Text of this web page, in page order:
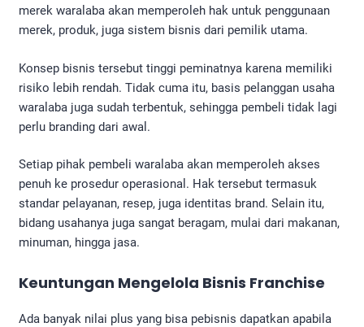
merek waralaba akan memperoleh hak untuk penggunaan
merek, produk, juga sistem bisnis dari pemilik utama.
Konsep bisnis tersebut tinggi peminatnya karena memiliki
risiko lebih rendah. Tidak cuma itu, basis pelanggan usaha
waralaba juga sudah terbentuk, sehingga pembeli tidak lagi
perlu branding dari awal.
Setiap pihak pembeli waralaba akan memperoleh akses
penuh ke prosedur operasional. Hak tersebut termasuk
standar pelayanan, resep, juga identitas brand. Selain itu,
bidang usahanya juga sangat beragam, mulai dari makanan,
minuman, hingga jasa.
Keuntungan Mengelola Bisnis Franchise
Ada banyak nilai plus yang bisa pebisnis dapatkan apabila